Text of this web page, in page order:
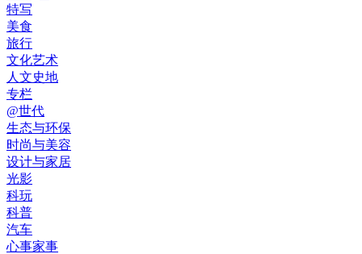
特写
美食
旅行
文化艺术
人文史地
专栏
@世代
生态与环保
时尚与美容
设计与家居
光影
科玩
科普
汽车
心事家事